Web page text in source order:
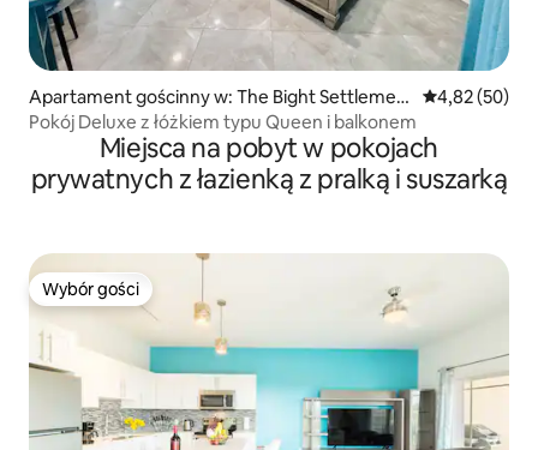
Apartament gościnny w: The Bight Settlemen
t
Średnia
4,82 (50)
Pokój Deluxe z łóżkiem typu Queen i balkonem
Miejsca na pobyt w pokojach
prywatnych z łazienką z pralką i suszarką
Wybór gości
Wybór gości